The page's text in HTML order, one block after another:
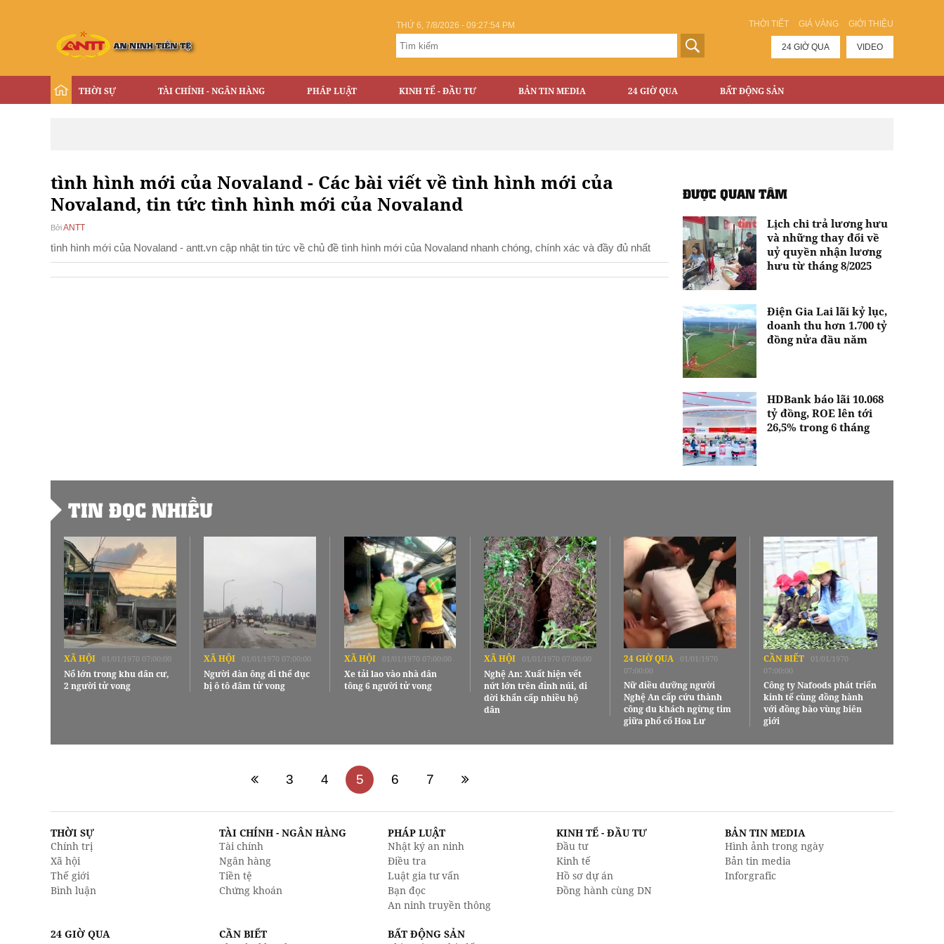
THỜI TIẾT GIÁ VÀNG GIỚI THIỆU
THỨ 6, 7/8/2026 - 09:27:54 PM
24 GIỜ QUA VIDEO
THỜI SỰ TÀI CHÍNH - NGÂN HÀNG PHÁP LUẬT KINH TẾ - ĐẦU TƯ BẢN TIN MEDIA 24 GIỜ QUA BẤT ĐỘNG SẢN
tình hình mới của Novaland - Các bài viết về tình hình mới của
Novaland, tin tức tình hình mới của Novaland
BởiANTT
tình hình mới của Novaland - antt.vn cập nhật tin tức về chủ đề tình hình mới của Novaland nhanh chóng, chính xác và đầy đủ nhất
ĐƯỢC QUAN TÂM
Lịch chi trả lương hưu
và những thay đổi về
uỷ quyền nhận lương
hưu từ tháng 8/2025
Điện Gia Lai lãi kỷ lục,
doanh thu hơn 1.700 tỷ
đồng nửa đầu năm
HDBank báo lãi 10.068
tỷ đồng, ROE lên tới
26,5% trong 6 tháng
TIN ĐỌC NHIỀU
XÃ HỘI 01/01/1970 07:00:00
Nổ lớn trong khu dân cư,
2 người tử vong
XÃ HỘI 01/01/1970 07:00:00
Người đàn ông đi thể dục
bị ô tô đâm tử vong
XÃ HỘI 01/01/1970 07:00:00
Xe tải lao vào nhà dân
tông 6 người tử vong
XÃ HỘI 01/01/1970 07:00:00
Nghệ An: Xuất hiện vết
nứt lớn trên đỉnh núi, di
dời khẩn cấp nhiều hộ
dân
24 GIỜ QUA
01/01/1970
07:00:00
Nữ điều dưỡng người
Nghệ An cấp cứu thành
công du khách ngừng tim
giữa phố cổ Hoa Lư
CẦN BIẾT
01/01/1970
07:00:00
Công ty Nafoods phát triển
kinh tế cùng đồng hành
với đồng bào vùng biên
giới
3 4 5 6 7
THỜI SỰ
Chính trị
Xã hội
Thế giới
Bình luận
TÀI CHÍNH - NGÂN HÀNG
Tài chính
Ngân hàng
Tiền tệ
Chứng khoán
PHÁP LUẬT
Nhật ký an ninh
Điều tra
Luật gia tư vấn
Bạn đọc
An ninh truyền thông
KINH TẾ - ĐẦU TƯ
Đầu tư
Kinh tế
Hồ sơ dự án
Đồng hành cùng DN
BẢN TIN MEDIA
Hình ảnh trong ngày
Bản tin media
Inforgrafic
24 GIỜ QUA
CẦN BIẾT
BẤT ĐỘNG SẢN